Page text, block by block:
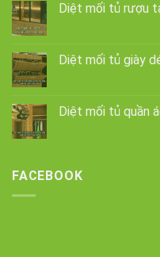
Diệt mối tủ rượu
Diệt mối tủ giày
Diệt mối tủ quần
FACEBOOK